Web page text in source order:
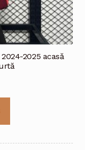
2025 acasă
mai